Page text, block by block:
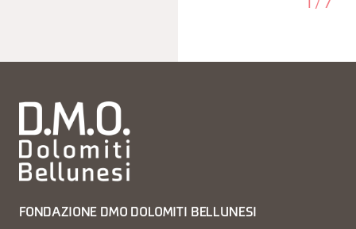
1 / 7
FONDAZIONE DMO DOLOMITI BELLUNESI